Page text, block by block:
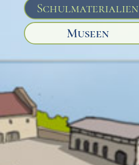
Schulmaterialien
Museen